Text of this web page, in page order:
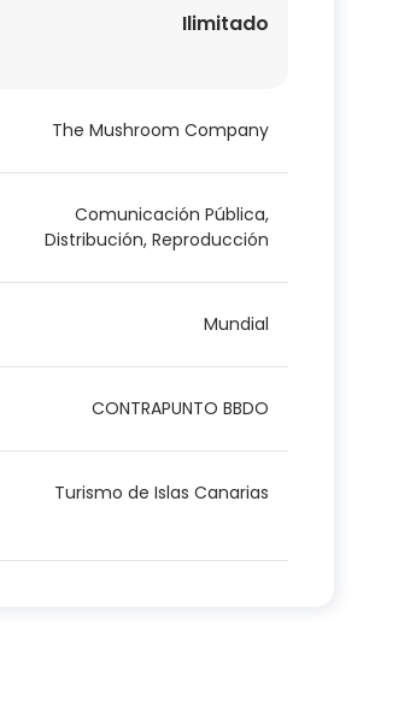
Ilimitado
The Mushroom Company
Comunicación Pública,
Distribución, Reproducción
Mundial
CONTRAPUNTO BBDO
Turismo de Islas Canarias